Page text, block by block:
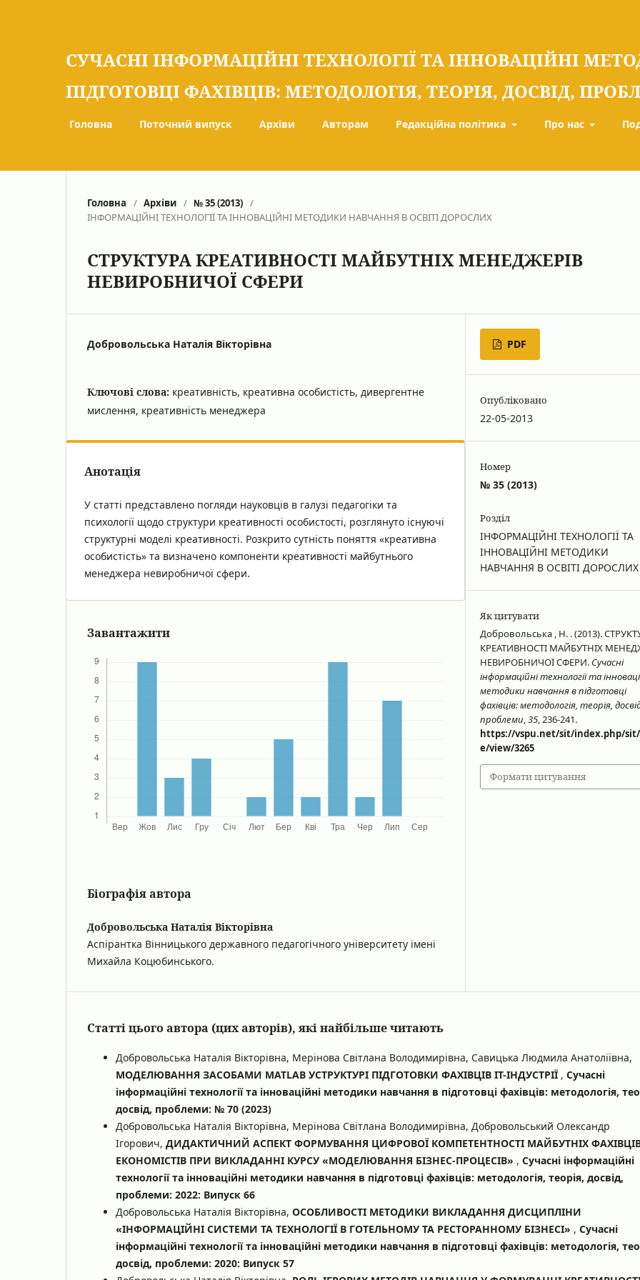
СУЧАСНІ ІНФОРМАЦІЙНІ ТЕХНОЛОГІЇ ТА ІННОВАЦІЙНІ
ПІДГОТОВЦІ ФАХІВЦІВ: МЕТОДОЛОГІЯ, ТЕОРІЯ, ДОСВІД,
Головна Поточний випуск Архіви Авторам Редакційна політика Про нас
Головна / Архіви / № 35 (2013) /
ІНФОРМАЦІЙНІ ТЕХНОЛОГІЇ ТА ІННОВАЦІЙНІ МЕТОДИКИ НАВЧАННЯ В ОСВІТІ ДОРОСЛИХ
СТРУКТУРА КРЕАТИВНОСТІ МАЙБУТНІХ МЕНЕДЖЕРІВ
НЕВИРОБНИЧОЇ СФЕРИ
Добровольська Наталія Вікторівна
Ключові слова: креативність, креативна особистість, дивергентне
мислення, креативність менеджера
Анотація
У статті представлено погляди науковців в галузі педагогіки та
психології щодо структури креативності особистості, розглянуто існуючі
структурні моделі креативності. Розкрито сутність поняття «креативна
особистість» та визначено компоненти креативності майбутнього
менеджера невиробничої сфери.
Завантажити
Біографія автора
Добровольська Наталія Вікторівна
Аспірантка Вінницького державного педагогічного університету імені
Михайла Коцюбинського.
PDF
Опубліковано
22-05-2013
Номер
№ 35 (2013)
Розділ
ІНФОРМАЦІЙНІ ТЕХНОЛОГІЇ ТА
ІННОВАЦІЙНІ МЕТОДИКИ
НАВЧАННЯ В ОСВІТІ ДОРОСЛИХ
Як цитувати
Добровольська , Н. . (2013).
КРЕАТИВНОСТІ МАЙБУТНІХ
НЕВИРОБНИЧОЇ СФЕРИ. Сучасні
інформаційні технології та
методики навчання в підготовці
фахівців: методологія, теорія,
проблеми,35, 236-241.
https://vspu.net/sit/index.php/
e/view/3265
Формати цитування
Статті цього автора (цих авторів), які найбільше читають
Добровольська Наталія Вікторівна, Мерінова Світлана Володимирівна, Савицька Людмила Анатоліївна,
МОДЕЛЮВАННЯ ЗАСОБАМИ МАТLАB УСТРУКТУРІ ПІДГОТОВКИ ФАХІВЦІВ ІТ-ІНДУСТРІЇ , Сучасні
інформаційні технології та інноваційні методики навчання в підготовці фахівців: методологія,
досвід, проблеми: № 70 (2023)
Добровольська Наталія Вікторівна, Мерінова Світлана Володимирівна, Добровольський Олександр
Ігорович, ДИДАКТИЧНИЙ АСПЕКТ ФОРМУВАННЯ ЦИФРОВОЇ КОМПЕТЕНТНОСТІ МАЙБУТНІХ
ЕКОНОМІСТІВ ПРИ ВИКЛАДАННІ КУРСУ «МОДЕЛЮВАННЯ БІЗНЕС-ПРОЦЕСІВ» , Сучасні інформаційні
технології та інноваційні методики навчання в підготовці фахівців: методологія, теорія, досвід,
проблеми: 2022: Випуск 66
Добровольська Наталія Вікторівна, ОСОБЛИВОСТІ МЕТОДИКИ ВИКЛАДАННЯ ДИСЦИПЛІНИ
«ІНФОРМАЦІЙНІ СИСТЕМИ ТА ТЕХНОЛОГІЇ В ГОТЕЛЬНОМУ ТА РЕСТОРАННОМУ БІЗНЕСІ» , Сучасні
інформаційні технології та інноваційні методики навчання в підготовці фахівців: методологія,
досвід, проблеми: 2020: Випуск 57